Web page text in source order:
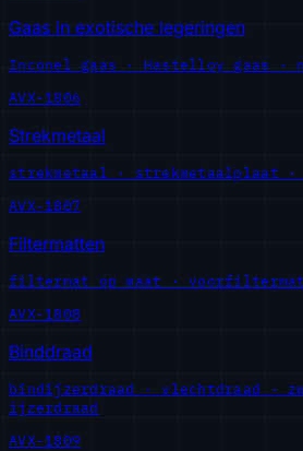
Gaas in exotische legeringen
Inconel gaas · Hastelloy gaas ·
AVX-1806
Strekmetaal
strekmetaal · strekmetaalplaat
AVX-1807
Filtermatten
filtermat op maat ·
AVX-1808
Binddraad
bindijzerdraad · vlechtdraad ·
ijzerdraad
AVX-1809